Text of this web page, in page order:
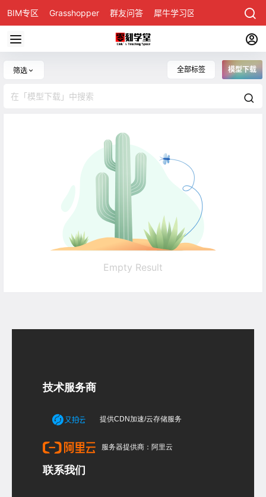
BIM专区 Grasshopper 群友问答 犀牛学习区
筛选 全部标签 模型下载
Empty Result
技术服务商
提供CDN加速/云存储服务
服务器提供商：阿里云
联系我们